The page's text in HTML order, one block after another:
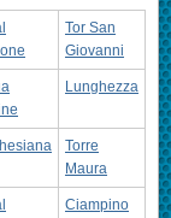
Tor San
Giovanni
Lunghezza
Torre
Maura
Ciampino